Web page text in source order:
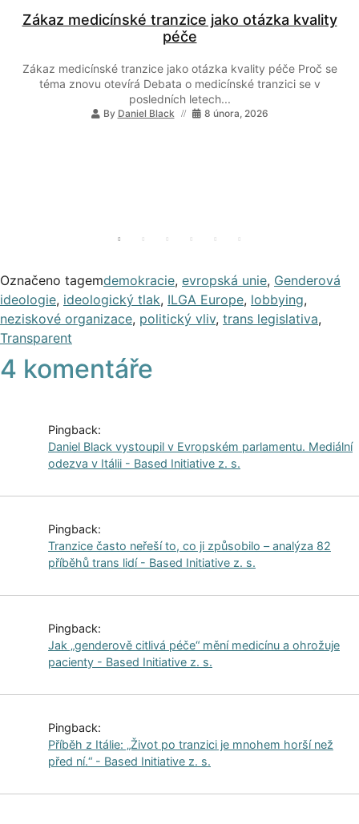
Kontext debaty a důvod zpracování Otázka genderové identity
a to...
ByDaniel Black 31 prosince, 2025
Označeno tagemdemokracie, evropská unie, Genderová
ideologie, ideologický tlak, ILGA Europe, lobbying,
neziskové organizace, politický vliv, trans legislativa,
Transparent
4 komentáře
Pingback:
Daniel Black vystoupil v Evropském parlamentu. Mediální
odezva v Itálii - Based Initiative z. s.
Pingback:
Tranzice často neřeší to, co ji způsobilo – analýza 82
příběhů trans lidí - Based Initiative z. s.
Pingback:
Jak „genderově citlivá péče“ mění medicínu a ohrožuje
pacienty - Based Initiative z. s.
Pingback:
Příběh z Itálie: „Život po tranzici je mnohem horší než
před ní.“ - Based Initiative z. s.